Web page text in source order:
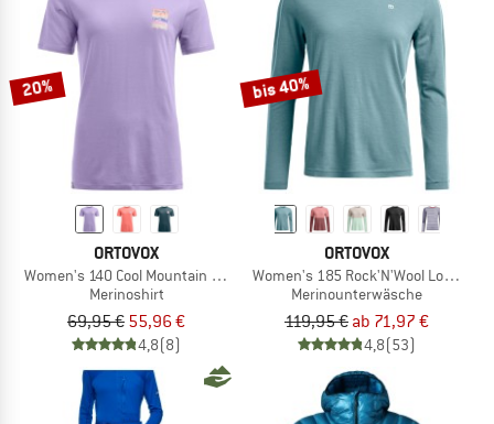
20%
ORTOVOX
Women's 140 Cool Mountain Gradient T-Shirt
Merinoshirt
69,95 € 55,96 €
4,8(8)
bis 40%
ORTOVOX
Women's 185 Rock'N'Wool Long
Merinounterwäsche
119,95 € ab 71,97 €
4,8(53)